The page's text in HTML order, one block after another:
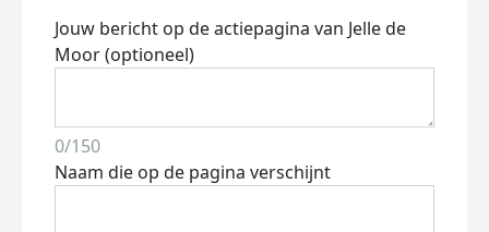
Jouw bericht op de actiepagina van Jelle de
Moor (optioneel)
0/150
Naam die op de pagina verschijnt